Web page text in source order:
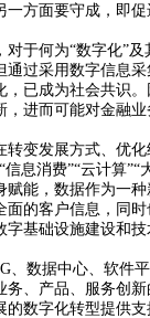
一方面要守成，即
何为“数字化”及
通过采用数字信息
，已成为社会共识
，进而可能对金融
发展方式、优化
信息消费”“云计算
赋能，数据作为一
面的客户信息，同
字基础设施建设和
数据中心、软件平
务、产品、服务创
数字化转型提供支